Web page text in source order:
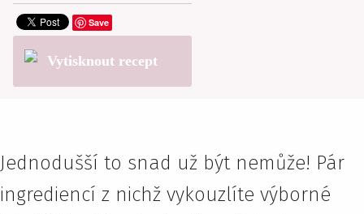
Save
Vytisknout recept
Jednodušší to snad už být nemůže! Pár
ingrediencí z nichž vykouzlíte výborné